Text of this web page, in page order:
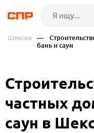
Шексна
—
бань и саун
частных
саун в